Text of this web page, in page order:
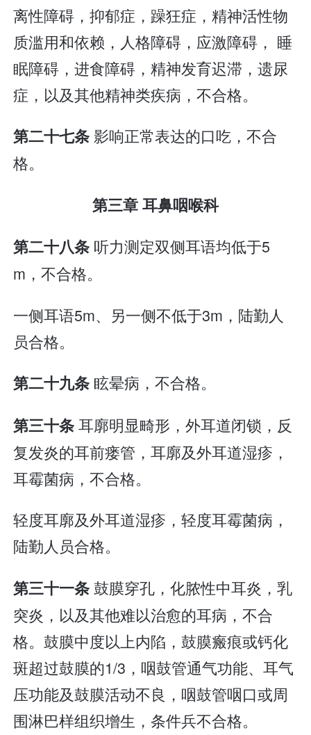
离性障碍，抑郁症，躁狂症，精神活性物
质滥用和依赖，人格障碍，应激障碍， 睡
眠障碍，进食障碍，精神发育迟滞，遗尿
症，以及其他精神类疾病，不合格。
第二十七条影响正常表达的口吃，不合
格。
第三章 耳鼻咽喉科
第二十八条 听力测定双侧耳语均低于5
m，不合格。
一侧耳语5m、另一侧不低于3m，陆勤人
员合格。
第二十九条 眩晕病，不合格。
第三十条耳廓明显畸形，外耳道闭锁，反
复发炎的耳前瘘管，耳廓及外耳道湿疹，
耳霉菌病，不合格。
轻度耳廓及外耳道湿疹，轻度耳霉菌病，
陆勤人员合格。
第三十一条鼓膜穿孔，化脓性中耳炎，乳
突炎，以及其他难以治愈的耳病，不合
格。鼓膜中度以上内陷，鼓膜瘢痕或钙化
斑超过鼓膜的1/3，咽鼓管通气功能、耳气
压功能及鼓膜活动不良，咽鼓管咽口或周
围淋巴样组织增生，条件兵不合格。